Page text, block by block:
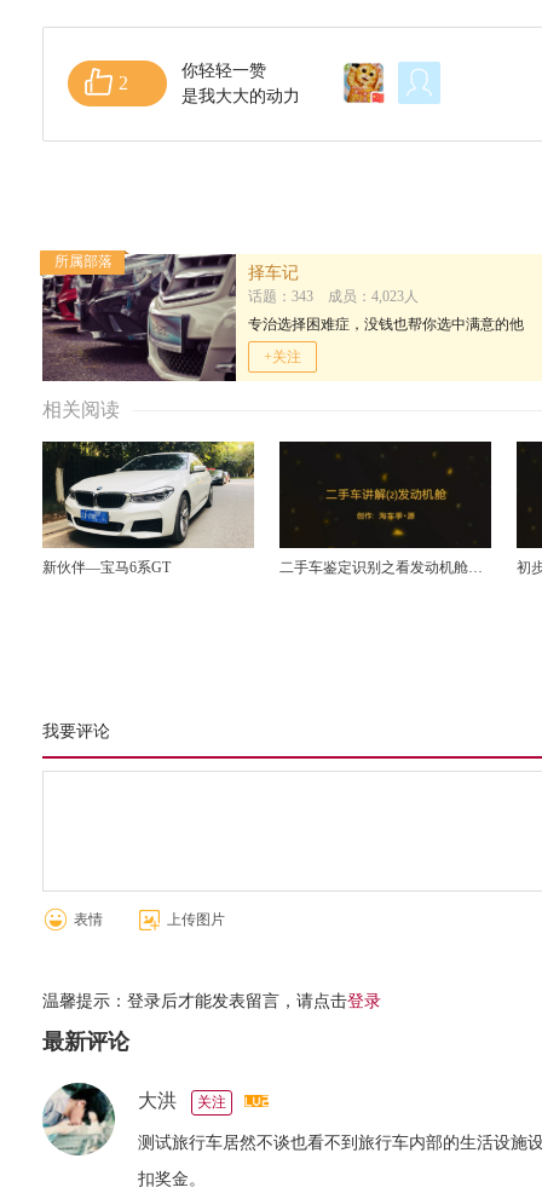
2
你轻轻一赞
是我大大的动力
所属部落
择车记
话题：343 成员：4,023人
专治选择困难症，没钱也帮你选中满意的他
+关注
相关阅读
新伙伴—宝马6系GT
二手车鉴定识别之看发动机舱识
初
我要评论
表情 上传图片
温馨提示：登录后才能发表留言，请点击登录
最新评论
大洪 关注
测试旅行车居然不谈也看不到旅行车内部的生活设施
扣奖金。